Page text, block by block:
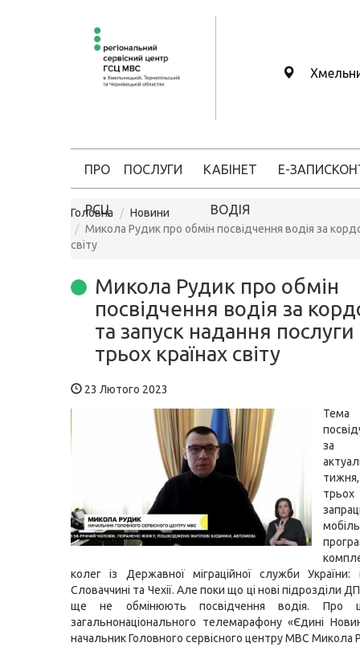
ПРО
РСЦ
ПОСЛУГИ КАБІНЕТ
ВОДІЯ
Е-ЗАПИС
Головна
Новини
Микола Рудик про обмін посвідчення водія за
світу
Микола Рудик про обмін
посвідчення водія за
та запуск надання
трьох країнах світу
23 Лютого 2023
за
колег із Державної міграційної служби України:
Словаччині та Чехії. Але поки що ці нові підрозділи
ще не обмінюють посвідчення водія. Про
загальнонаціонального телемарафону «Єдині
начальник Головного сервісного центру МВС Микола